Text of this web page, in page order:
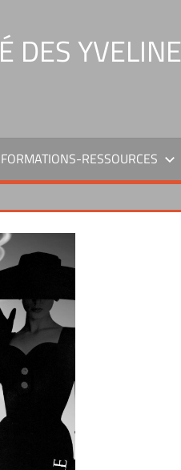
DES
FORMATIONS-RESSOURCES